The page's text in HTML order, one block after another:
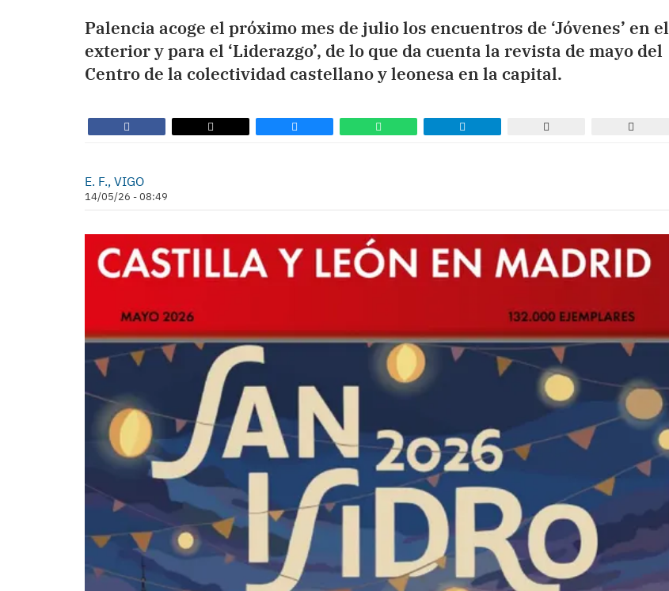
Palencia acoge el próximo mes de julio los encuentros de ‘Jóvenes’ en el
exterior y para el ‘Liderazgo’, de lo que da cuenta la revista de mayo del
Centro de la colectividad castellano y leonesa en la capital.
E. F., VIGO
14/05/26 - 08:49